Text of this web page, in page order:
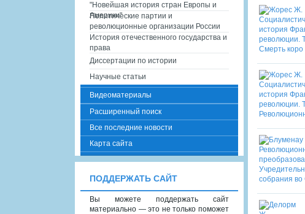
"Новейшая история стран Европы и
Америки"
Политические партии и
революционные организации России
История отечественного государства и
права
Диссертации по истории
Научные статьи
Видеоматериалы
Расширенный поиск
Все последние новости
Карта сайта
ПОДДЕРЖАТЬ САЙТ
Вы можете поддержать сайт
материально — это не только поможет